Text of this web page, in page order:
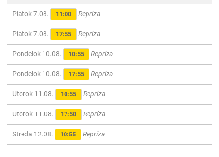
Piatok 7.08. 11:00 Repríza
Piatok 7.08. 17:55 Repríza
Pondelok 10.08. 10:55 Repríza
Pondelok 10.08. 17:55 Repríza
Utorok 11.08. 10:55 Repríza
Utorok 11.08. 17:50 Repríza
Streda 12.08. 10:55 Repríza